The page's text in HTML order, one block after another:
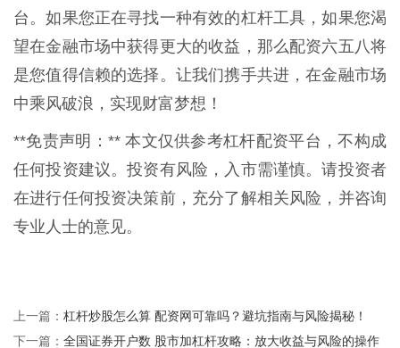
台。如果您正在寻找一种有效的杠杆工具，如果您渴
望在金融市场中获得更大的收益，那么配资六五八将
是您值得信赖的选择。让我们携手共进，在金融市场
中乘风破浪，实现财富梦想！
**免责声明：** 本文仅供参考杠杆配资平台，不构成
任何投资建议。投资有风险，入市需谨慎。请投资者
在进行任何投资决策前，充分了解相关风险，并咨询
专业人士的意见。
上一篇： 杠杆炒股怎么算 配资网可靠吗？避坑指南与风险揭秘！
下一篇： 全国证券开户数 股市加杠杆攻略：放大收益与风险的操作